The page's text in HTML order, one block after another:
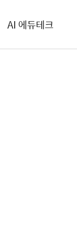
AI 에듀테크